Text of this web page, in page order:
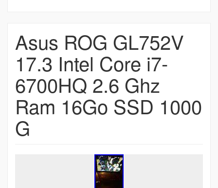
Asus ROG GL752V
17.3 Intel Core i7-
6700HQ 2.6 Ghz
Ram 16Go SSD 1000
G